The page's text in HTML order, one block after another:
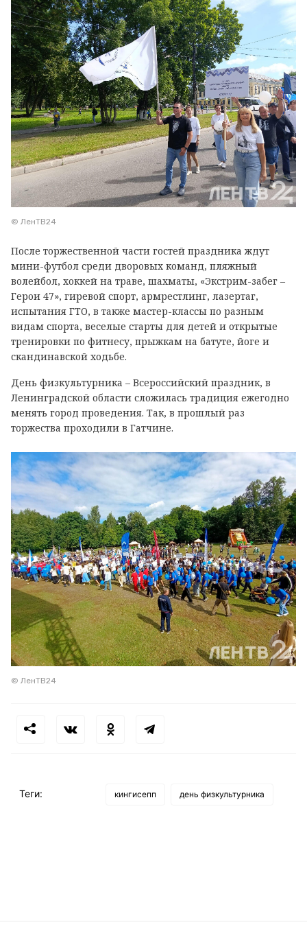
© ЛенТВ24
После торжественной части гостей праздника ждут
мини-футбол среди дворовых команд, пляжный
волейбол, хоккей на траве, шахматы, «Экстрим-забег –
Герои 47», гиревой спорт, армрестлинг, лазертаг,
испытания ГТО, в также мастер-классы по разным
видам спорта, веселые старты для детей и открытые
тренировки по фитнесу, прыжкам на батуте, йоге и
скандинавской ходьбе.
День физкультурника – Всероссийский праздник, в
Ленинградской области сложилась традиция ежегодно
менять город проведения. Так, в прошлый раз
торжества проходили в Гатчине.
© ЛенТВ24
Теги: кингисепп день физкультурника